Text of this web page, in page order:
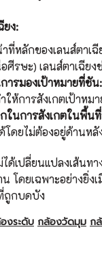
ยง:
ที่หลักของเลนส์ตาเฉี
ศีรษะ) เลนส์ตาเฉี
ารมองเป้าหมายที่ชัน:
ให้การสังเกตเป้าห
ในการสังเกตในพื้น
โดยไม่ต้องอยู่ด้านห
ได้เปลี่ยนแปลงเส้น
โดยเฉพาะอย่างยิ่ง
ถูกบดบัง
งระดับ กล้องวัดมุม ก